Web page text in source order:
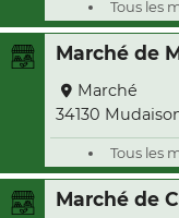
Tous les
Marché de
Marché
34130
Tous les
Marché de